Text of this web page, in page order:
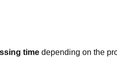
time depending on the